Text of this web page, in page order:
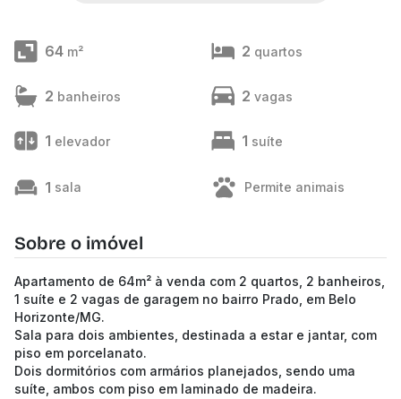
64 m² 2 quartos
2 banheiros 2 vagas
1 elevador 1 suíte
1 sala Permite animais
Sobre o imóvel
Apartamento de 64m² à venda com 2 quartos, 2 banheiros,
1 suíte e 2 vagas de garagem no bairro Prado, em Belo
Horizonte/MG.
Sala para dois ambientes, destinada a estar e jantar, com
piso em porcelanato.
Dois dormitórios com armários planejados, sendo uma
suíte, ambos com piso em laminado de madeira.